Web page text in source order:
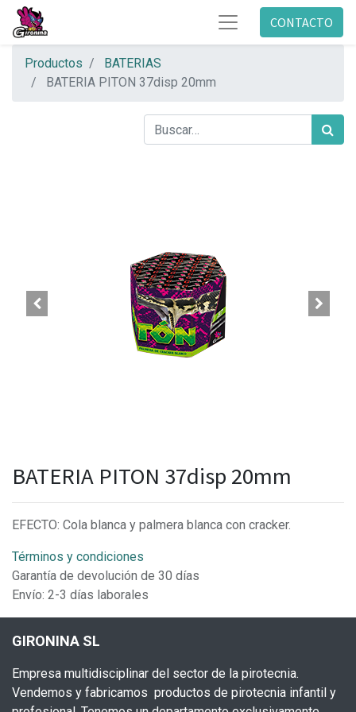
CONTACTO
Productos
BATERIAS
BATERIA PITON 37disp 20mm
BATERIA PITON 37disp 20mm
EFECTO: Cola blanca y palmera blanca con cracker.
Términos y condiciones
Garantía de devolución de 30 días
Envío: 2-3 días laborales
GIRONINA SL
Empresa multidisciplinar del sector de la pirotecnia.
Vendemos y fabricamos productos de pirotecnia infantil y